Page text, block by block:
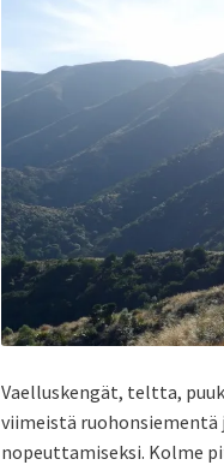
Vaelluskengät, teltta,
viimeistä
nopeuttamiseksi. Kolme